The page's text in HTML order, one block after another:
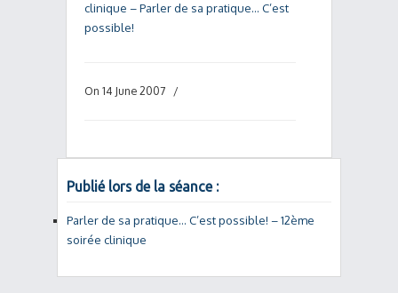
clinique – Parler de sa pratique… C’est
possible!
On 14 June 2007 /
Publié lors de la séance :
Parler de sa pratique… C’est possible! – 12ème
soirée clinique